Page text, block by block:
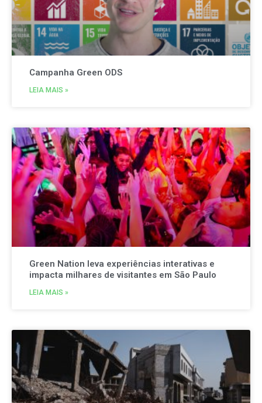
Campanha Green ODS
LEIA MAIS »
Green Nation leva experiências interativas e
impacta milhares de visitantes em São Paulo
LEIA MAIS »